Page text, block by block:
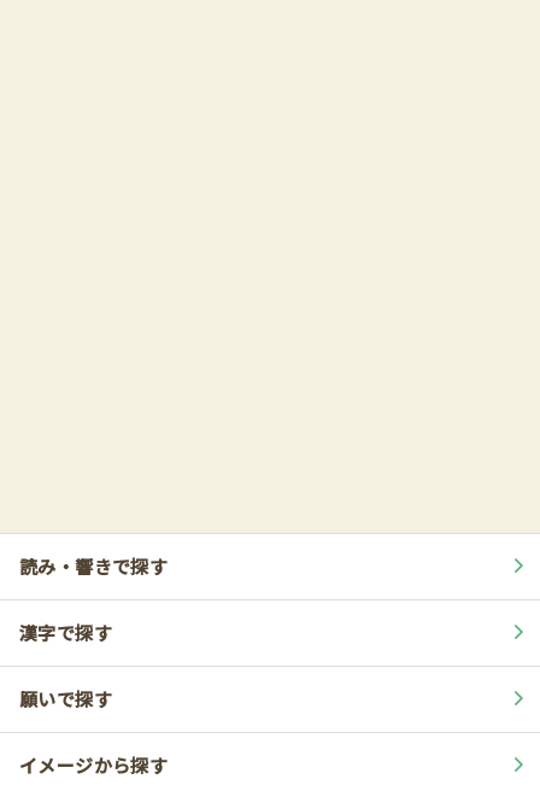
読み・響きで探す
漢字で探す
願いで探す
イメージから探す